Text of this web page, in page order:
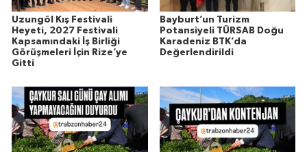
Uzungöl Kış Festivali
Heyeti, 2027 Festivali
Kapsamındaki İş Birliği
Görüşmeleri İçin Rize’ye
Gitti
Bayburt’un Turizm
Potansiyeli TÜRSAB Doğu
Karadeniz BTK’da
Değerlendirildi